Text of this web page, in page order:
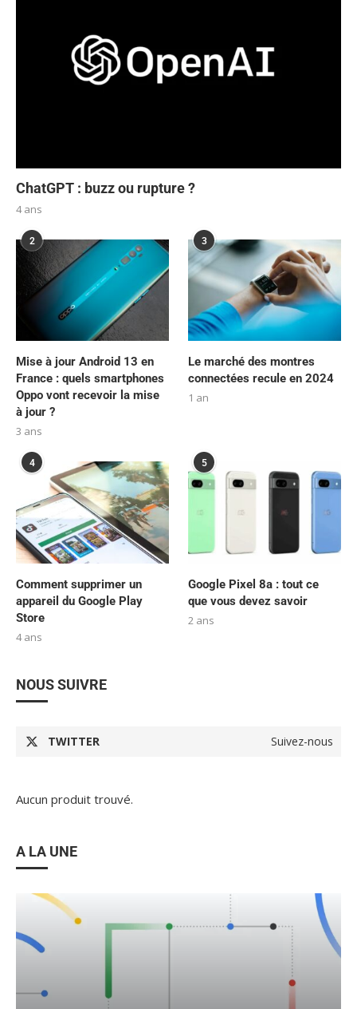
ChatGPT : buzz ou rupture ?
4 ans
2
Mise à jour Android 13 en
France : quels smartphones
Oppo vont recevoir la mise
à jour ?
3 ans
3
Le marché des montres
connectées recule en 2024
1 an
4
Comment supprimer un
appareil du Google Play
Store
4 ans
5
Google Pixel 8a : tout ce
que vous devez savoir
2 ans
NOUS SUIVRE
TWITTER Suivez-nous
Aucun produit trouvé.
A LA UNE